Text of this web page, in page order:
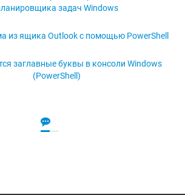
задач Windows
из ящика Outlook с помощью PowerShell
заглавные буквы в консоли Windows
(PowerShell)